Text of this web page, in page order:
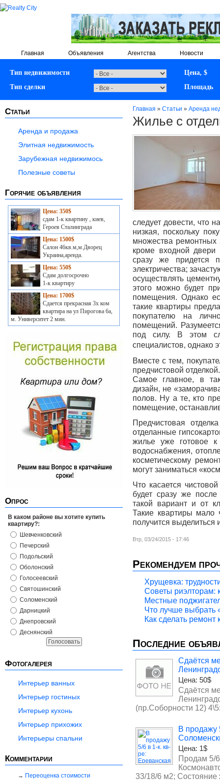
Главная Объявления Агентства Новости
Тип недвижимости
Цена, $
Тип сделки
Площадь
Статьи
Аренда и продажа
Элитная недвижимость
Зарубежная недвижимось
Полезные советы
Горячие объявления
Цена: 350$
сдам 1-к квартину , киев,
Героев Сталинграда
Цена: 1500$
Салон 46кв.м,м.Дворец
Украина,аренда.
Цена: 550$
Сдам долгосрочно
1-к квартиру
Цена: 1700$
Сдается прекрасная 3х ком
квартира на ул Пирогова 6а,
м. Университет 2 мин.
Опрос
В каком районе вы хотите купить
квартиру?:
Шевченковский
Печерский
Подольский
Оболонский
Голосеевский
Святошинский
Соломенский
Дарницкий
Днепровский
Деснянский
Фотогалерея
Интерьер ванных
Интерьер гостиных
Интерьер кухонь
Интерьер прихожих
Интерьеры спальни
Комментарии
Переоценка стоимости
Главная » Статьи » Аренда
Жилье с
следует довести, что
низкая, поскольку
множества ремонтных
кроме входной двери
сразу же придется
электричества;
осуществлять
этого можно будет
помещения. Однако
такие квартиры
покупателю на
помещений.
под силу. В этом
специалистов, однако
Вместе с тем,
предчистовой
Самое главное, в
дизайн, не
полов. Ну а те, кто
помещение,
Предчистовая
отделанные
жилье уже готовое
водоснабжения,
косметическому
могут заниматься
Что касается
будет сразу же
такой вариант и от
Такие квартиры мало
получится
Втр, 03/24/2015 - 17:46
Рекомендуем
Хрущевка:
Советы риэлторам:
Местные
Что лучше выбрать
Как сделать
Последние
Сдаётся
Цена: 50$
Сдаётся
(пр.Соборности 12)
В продажу
Цена: 1$
Продам 5/
33/18/6 м2; Состояние